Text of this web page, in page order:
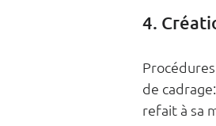
4.
de
refait à sa